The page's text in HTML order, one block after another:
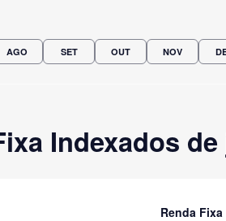
AGO SET OUT NOV
Indexados
Renda Fixa